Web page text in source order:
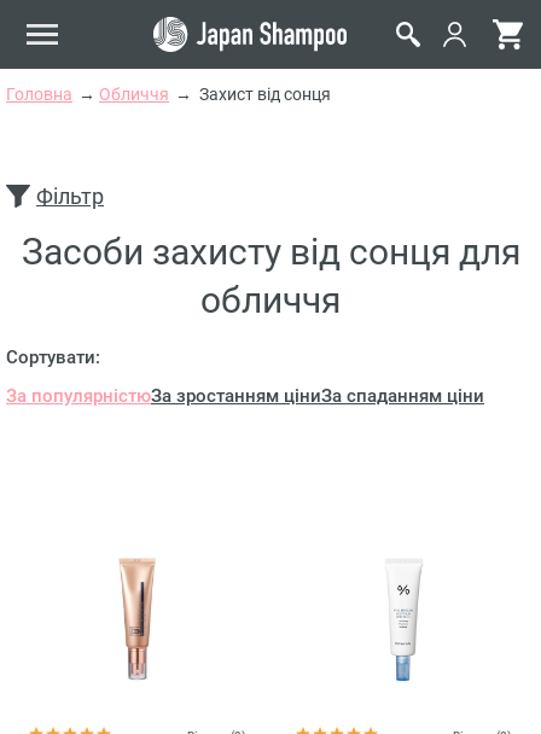
Головна Обличчя Захист від сонця
Фільтр
Засоби захисту від сонця для
обличчя
Сортувати:
За популярністюЗа зростанням ціниЗа спаданням ціни